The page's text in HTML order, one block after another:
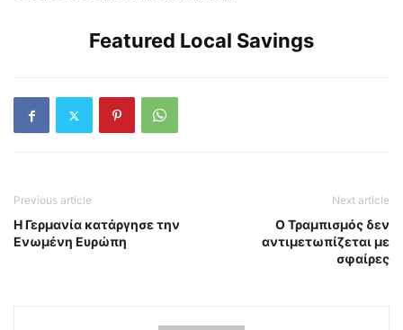
Featured Local Savings
Previous article
Η Γερμανία κατάργησε την
Ενωμένη Ευρώπη
Next article
Ο Τραμπισμός δεν
αντιμετωπίζεται με
σφαίρες